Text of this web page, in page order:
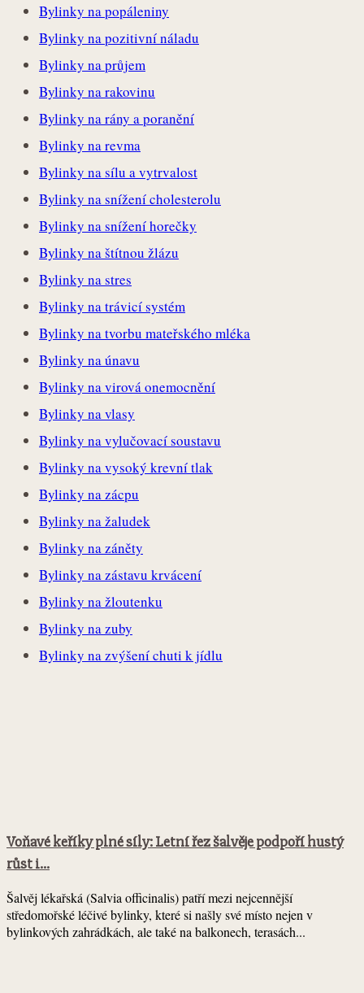
Bylinky na popáleniny
Bylinky na pozitivní náladu
Bylinky na průjem
Bylinky na rakovinu
Bylinky na rány a poranění
Bylinky na revma
Bylinky na sílu a vytrvalost
Bylinky na snížení cholesterolu
Bylinky na snížení horečky
Bylinky na štítnou žlázu
Bylinky na stres
Bylinky na trávicí systém
Bylinky na tvorbu mateřského mléka
Bylinky na únavu
Bylinky na virová onemocnění
Bylinky na vlasy
Bylinky na vylučovací soustavu
Bylinky na vysoký krevní tlak
Bylinky na zácpu
Bylinky na žaludek
Bylinky na záněty
Bylinky na zástavu krvácení
Bylinky na žloutenku
Bylinky na zuby
Bylinky na zvýšení chuti k jídlu
Voňavé keříky plné síly: Letní řez šalvěje podpoří hustý
růst i...
Šalvěj lékařská (Salvia officinalis) patří mezi nejcennější
středomořské léčivé bylinky, které si našly své místo nejen v
bylinkových zahrádkách, ale také na balkonech, terasách...